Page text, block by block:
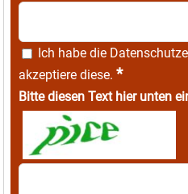
Ich habe die
akzeptiere diese. *
Bitte diesen Text hier unten